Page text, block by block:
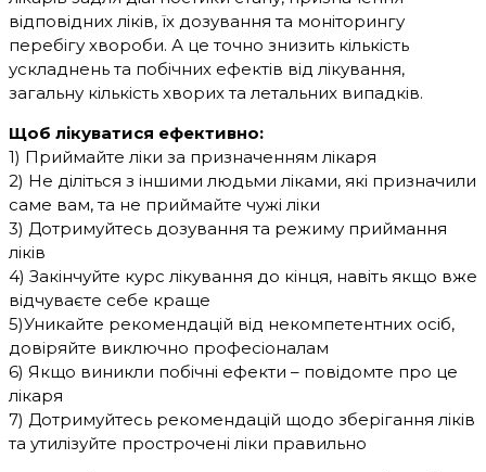
відповідних ліків, їх дозування та моніторингу
перебігу хвороби. А це точно знизить кількість
ускладнень та побічних ефектів від лікування,
загальну кількість хворих та летальних випадків.
Щоб лікуватися ефективно:
1) Приймайте ліки за призначенням лікаря
2) Не діліться з іншими людьми ліками, які призначили
саме вам, та не приймайте чужі ліки
3) Дотримуйтесь дозування та режиму приймання
ліків
4) Закінчуйте курс лікування до кінця, навіть якщо вже
відчуваєте себе краще
5)Уникайте рекомендацій від некомпетентних осіб,
довіряйте виключно професіоналам
6) Якщо виникли побічні ефекти – повідомте про це
лікаря
7) Дотримуйтесь рекомендацій щодо зберігання ліків
та утилізуйте прострочені ліки правильно